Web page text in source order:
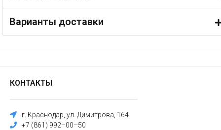
Варианты доставки
КОНТАКТЫ
г. Краснодар, ул. Димитрова, 164
+7 (861) 992–00–50